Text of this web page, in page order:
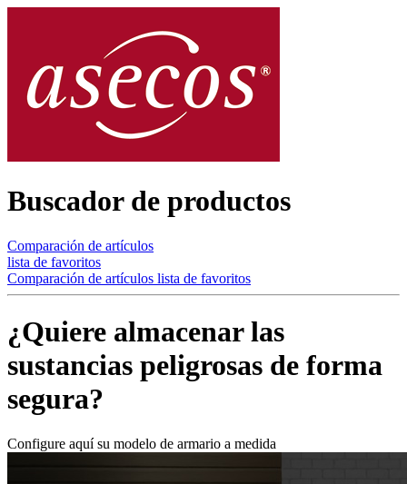
Buscador de productos
Comparación de artículos
lista de favoritos
Comparación de artículos lista de favoritos
¿Quiere almacenar las
sustancias peligrosas de forma
segura?
Configure aquí su modelo de armario a medida